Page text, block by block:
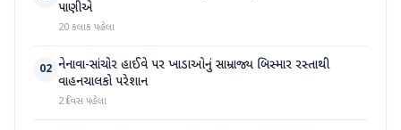
પાણીએ
20 કલાક પહેલા
02 નેનાવા-સાંચોર હાઈવે પર ખાડાઓનું સામ્રાજ્ય બિસ્માર રસ્તાથી
વાહનચાલકો પરેશાન
2 દિવસ પહેલા